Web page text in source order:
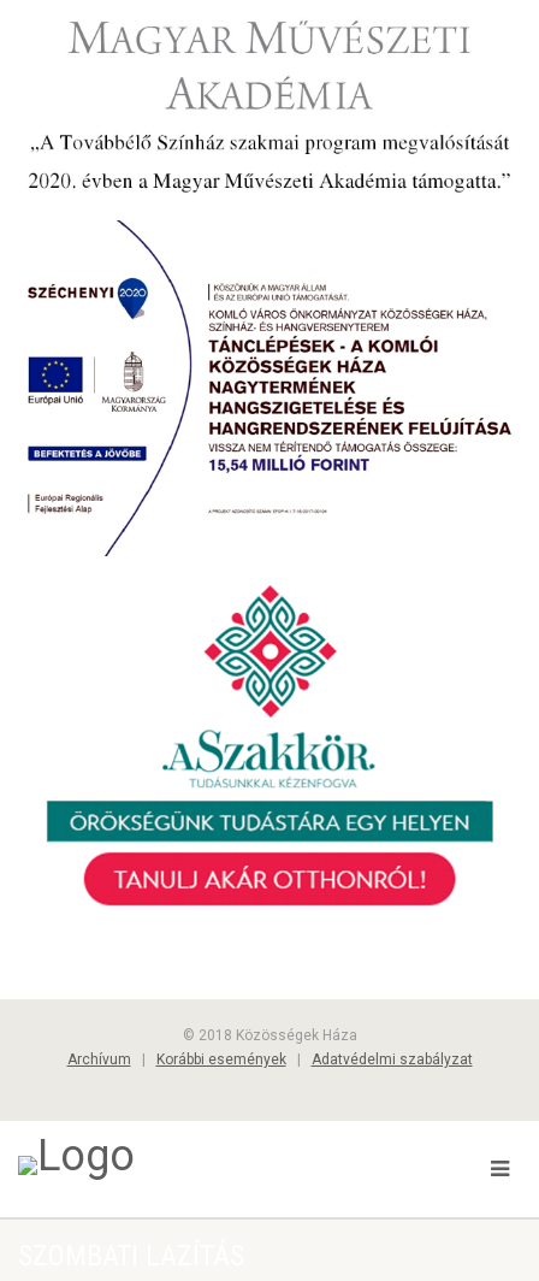
© 2018 Közösségek Háza
Archívum
Korábbi események| Adatvédelmi szabályzat